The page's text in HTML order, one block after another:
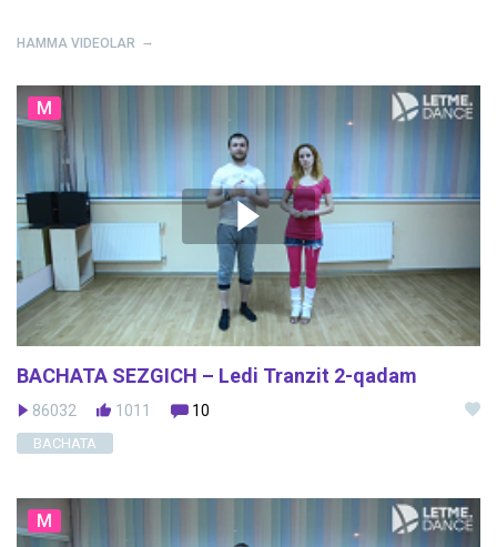
HAMMA VIDEOLAR
M
BACHATA SEZGICH – Ledi Tranzit 2-qadam
86032 1011 10
BACHATA
M